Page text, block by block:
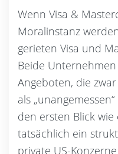
Wenn Visa &
Moralinstanz
gerieten Visa und
Beide
Angeboten, die
als
den ersten Blick
tatsächlich ein
private US-